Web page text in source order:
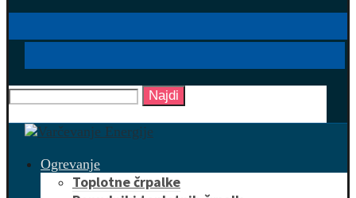
Najdi
Ogrevanje
Toplotne črpalke